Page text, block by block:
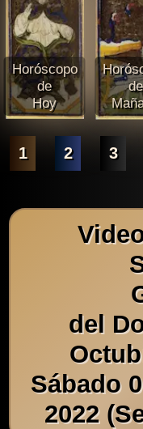
Horóscopo
de
Hoy
de
1 2 3
del
Sábado
2022